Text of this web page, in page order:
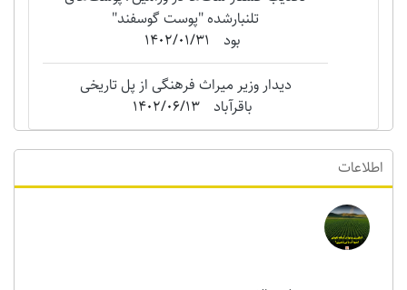
تلنبارشده "‌پوست گوسفند"
بود
1402/01/31
دیدار وزیر میراث فرهنگی از پل تاریخی
باقرآباد
1402/06/13
اطلاعات